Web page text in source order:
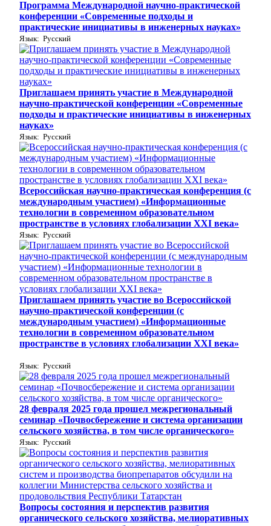
Программа Международной научно-практической
конференции «Современные подходы и
практические инициативы в инженерных науках»
Язык: Русский
Приглашаем принять участие в Международной
научно-практической конференции «Современные
подходы и практические инициативы в инженерных
науках»
Язык: Русский
Всероссийская научно-практическая конференция (с
международным участием) «Информационные
технологии в современном образовательном
пространстве в условиях глобализации XXI века»
Язык: Русский
Приглашаем принять участие во Всероссийской
научно-практической конференции (с
международным участием) «Информационные
технологии в современном образовательном
пространстве в условиях глобализации XXI века»
Язык: Русский
28 февраля 2025 года прошел межрегиональный
семинар «Почвосбережение и система организации
сельского хозяйства, в том числе органического»
Язык: Русский
Вопросы состояния и перспектив развития
органического сельского хозяйства, мелиоративных